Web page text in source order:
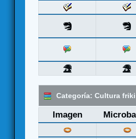
Categoría: Cultura friki
Imagen